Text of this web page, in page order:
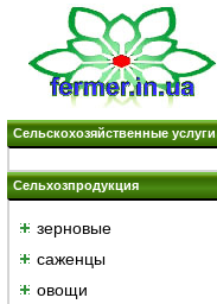
Сельскохозяйственные услуги
Сельхозпродукция
зерновые
саженцы
овощи